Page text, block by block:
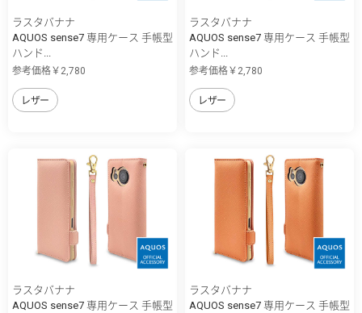
ラスタバナナ
AQUOS sense7 専用ケース 手帳型
ハンド...
参考価格￥2,780
レザー
ラスタバナナ
AQUOS sense7 専用ケース 手帳型
ハンド...
参考価格￥2,780
レザー
ラスタバナナ
AQUOS sense7 専用ケース 手帳型
ラスタバナナ
AQUOS sense7 専用ケース 手帳型